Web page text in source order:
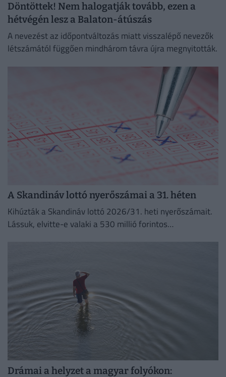
Döntöttek! Nem halogatják tovább, ezen a
hétvégén lesz a Balaton-átúszás
A nevezést az időpontváltozás miatt visszalépő nevezők
létszámától függően mindhárom távra újra megnyitották.
A Skandináv lottó nyerőszámai a 31. héten
Kihúzták a Skandináv lottó 2026/31. heti nyerőszámait.
Lássuk, elvitte-e valaki a 530 millió forintos
Drámai a helyzet a magyar folyókon: